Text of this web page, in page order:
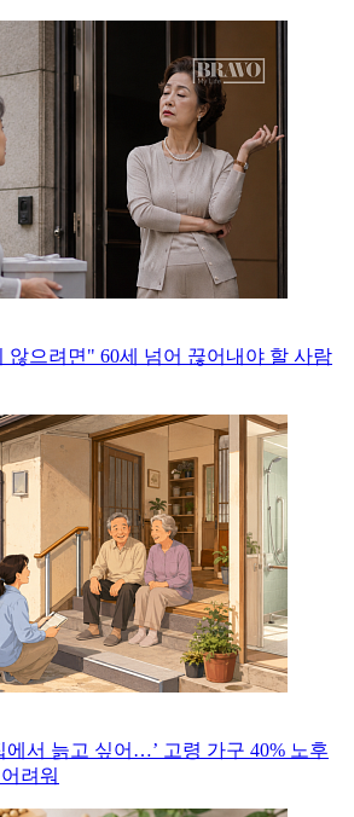
않으려면" 60세 넘어 끊어내야 할 사람
에서 늙고 싶어…’ 고령 가구 40% 노후
려워